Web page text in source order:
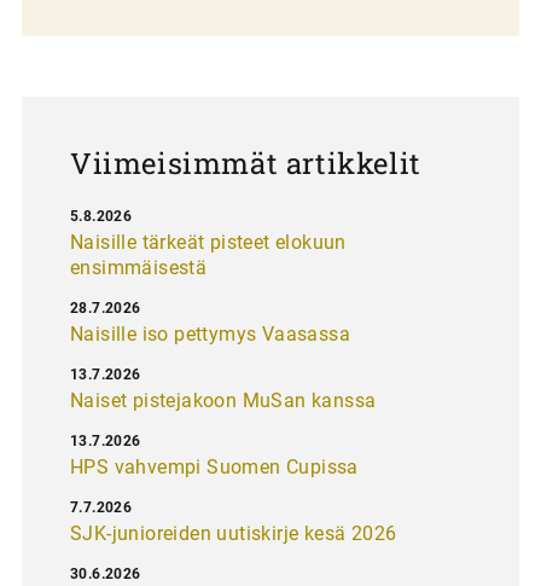
Viimeisimmät artikkelit
Naisille tärkeät pisteet elokuun
ensimmäisestä
5.8.2026
Naisille iso pettymys Vaasassa
28.7.2026
Naiset pistejakoon MuSan kanssa
13.7.2026
HPS vahvempi Suomen Cupissa
13.7.2026
SJK-junioreiden uutiskirje kesä 2026
7.7.2026
30.6.2026